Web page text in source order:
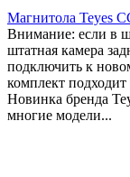
Магнитола Teyes
Внимание: если в
штатная камера
подключить к
комплект
Новинка бренда
многие модели...